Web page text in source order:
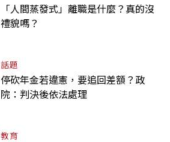
「人間蒸發式」離職是什麼？真的沒
禮貌嗎？
話題
停砍年金若違憲，要追回差額？政
院：判決後依法處理
教育